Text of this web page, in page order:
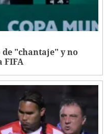
"chantaje" y no
FIFA